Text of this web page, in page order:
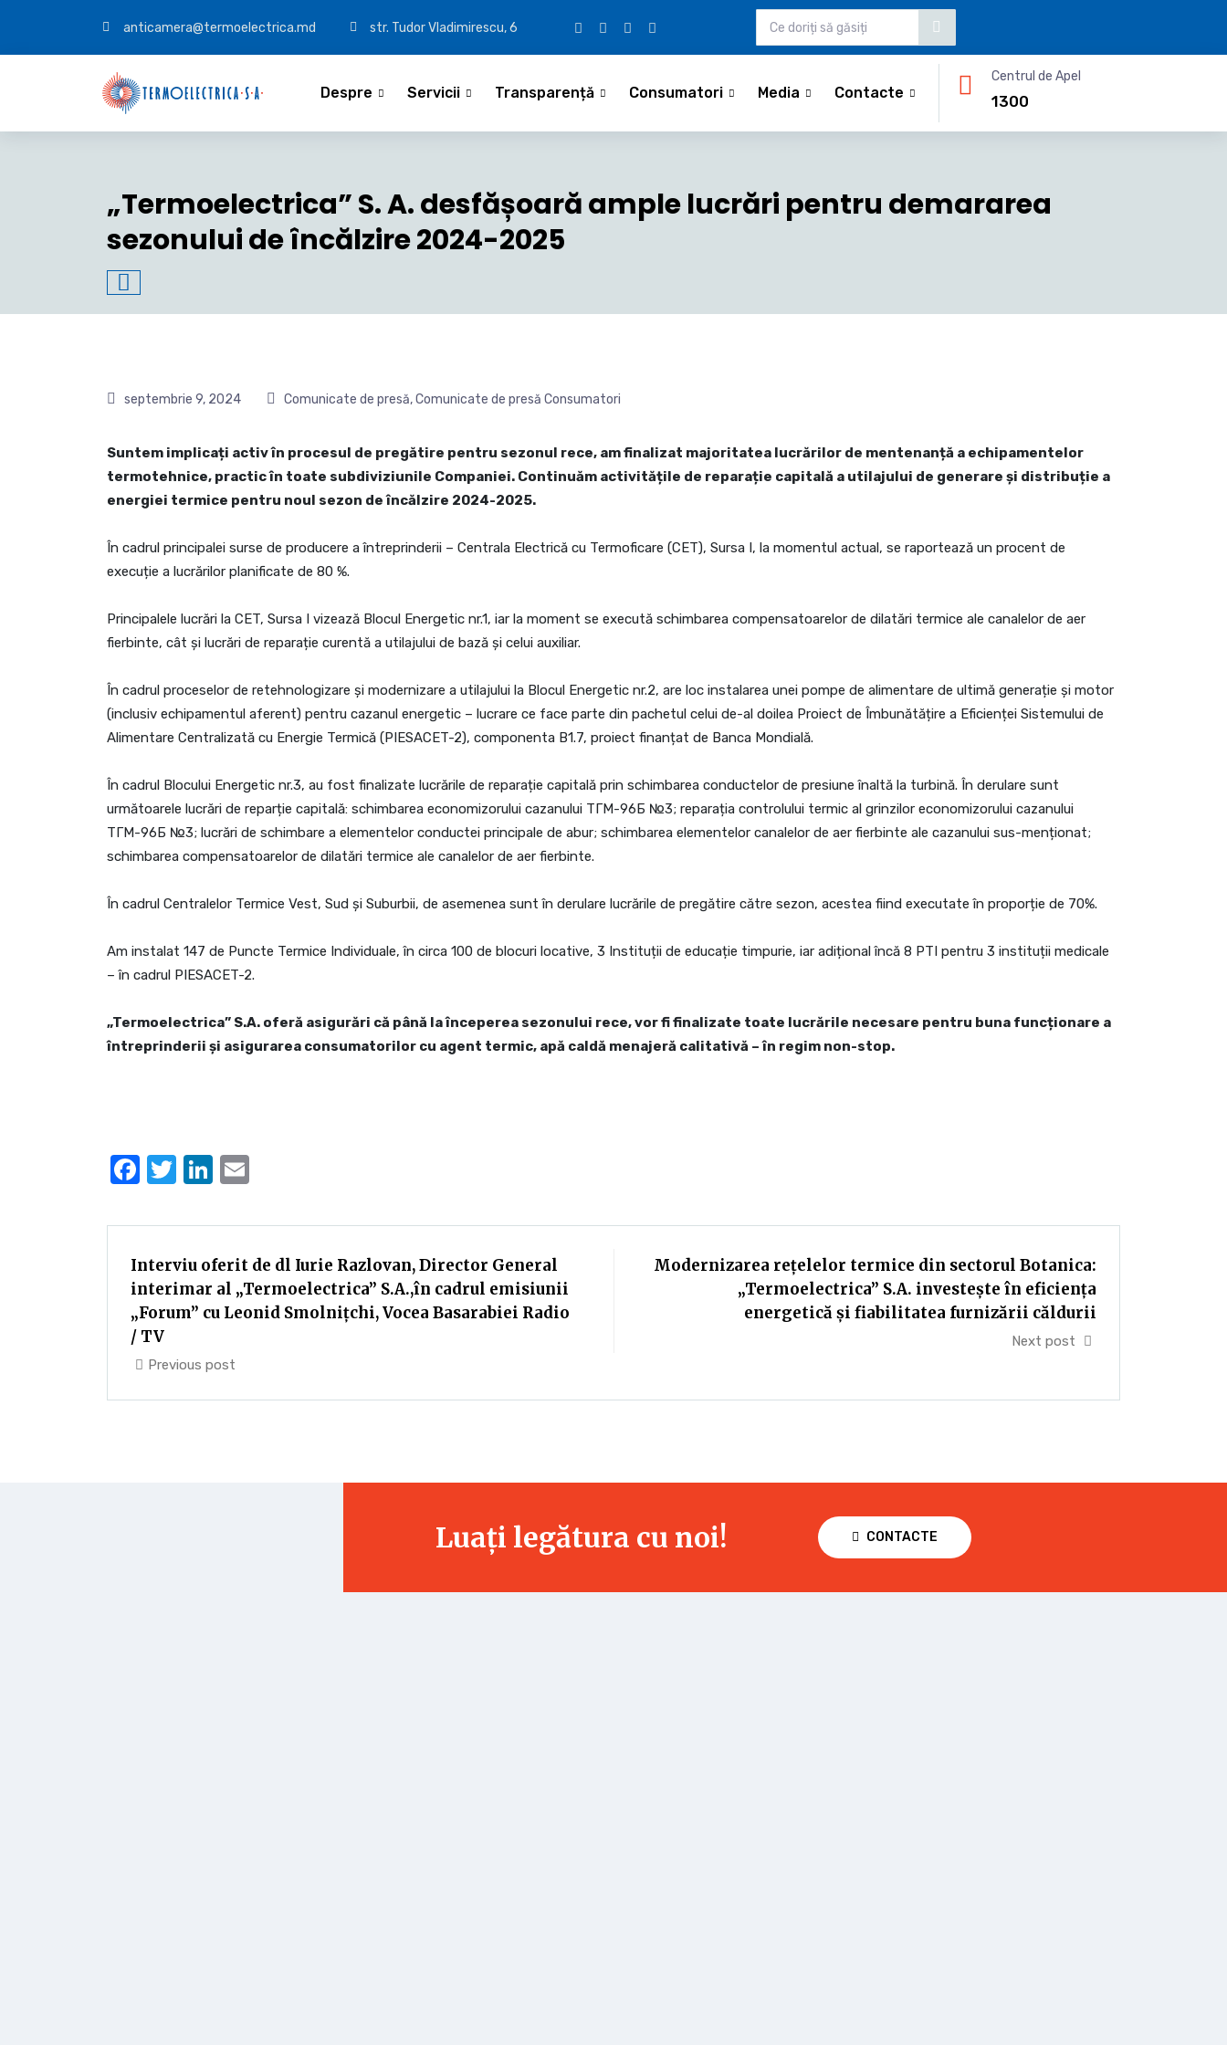
anticamera@termoelectrica.md str. Tudor Vladimirescu, 6
Despre Servicii Transparență Consumatori Media Contacte
Centrul de Apel
1300
„Termoelectrica” S. A. desfășoară ample lucrări pentru demararea
sezonului de încălzire 2024-2025
septembrie 9, 2024 Comunicate de presă,Comunicate de presă Consumatori
Suntem implicați activ în procesul de pregătire pentru sezonul rece, am finalizat majoritatea lucrărilor de mentenanță a echipamentelor
termotehnice, practic în toate subdiviziunile Companiei. Continuăm activitățile de reparație capitală a utilajului de generare și distribuție a
energiei termice pentru noul sezon de încălzire 2024-2025.
În cadrul principalei surse de producere a întreprinderii – Centrala Electrică cu Termoficare (CET), Sursa I, la momentul actual, se raportează un procent de
execuție a lucrărilor planificate de 80 %.
Principalele lucrări la CET, Sursa I vizează Blocul Energetic nr.1, iar la moment se execută schimbarea compensatoarelor de dilatări termice ale canalelor de aer
fierbinte, cât și lucrări de reparație curentă a utilajului de bază și celui auxiliar.
În cadrul proceselor de retehnologizare și modernizare a utilajului la Blocul Energetic nr.2, are loc instalarea unei pompe de alimentare de ultimă generație și motor
(inclusiv echipamentul aferent) pentru cazanul energetic – lucrare ce face parte din pachetul celui de-al doilea Proiect de Îmbunătățire a Eficienței Sistemului de
Alimentare Centralizată cu Energie Termică (PIESACET-2), componenta B1.7, proiect finanțat de Banca Mondială.
În cadrul Blocului Energetic nr.3, au fost finalizate lucrările de reparație capitală prin schimbarea conductelor de presiune înaltă la turbină. În derulare sunt
următoarele lucrări de reparție capitală: schimbarea economizorului cazanului ТГМ-96Б №3; reparația controlului termic al grinzilor economizorului cazanului
ТГМ-96Б №3; lucrări de schimbare a elementelor conductei principale de abur; schimbarea elementelor canalelor de aer fierbinte ale cazanului sus-menționat;
schimbarea compensatoarelor de dilatări termice ale canalelor de aer fierbinte.
În cadrul Centralelor Termice Vest, Sud și Suburbii, de asemenea sunt în derulare lucrările de pregătire către sezon, acestea fiind executate în proporție de 70%.
Am instalat 147 de Puncte Termice Individuale, în circa 100 de blocuri locative, 3 Instituții de educație timpurie, iar adițional încă 8 PTI pentru 3 instituții medicale
– în cadrul PIESACET-2.
„Termoelectrica” S.A. oferă asigurări că până la începerea sezonului rece, vor fi finalizate toate lucrările necesare pentru buna funcționare a
întreprinderii și asigurarea consumatorilor cu agent termic, apă caldă menajeră calitativă – în regim non-stop.
Facebook
TwitterLinkedIn
Interviu oferit de dl Iurie Razlovan, Director General
interimar al „Termoelectrica” S.A.,în cadrul emisiunii
„Forum” cu Leonid Smolnițchi, Vocea Basarabiei Radio
/ TV
Previous post
Modernizarea rețelelor termice din sectorul Botanica:
„Termoelectrica” S.A. investește în eficiența
energetică și fiabilitatea furnizării căldurii
Next post
Luați legătura cu noi! CONTACTE